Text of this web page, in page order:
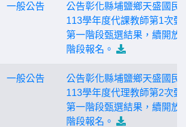
一般公告
公告彰化縣埔鹽鄉天盛國民
113學年度代課教師第1次甄
第一階段甄選結果，續開放
階段報名。
一般公告
公告彰化縣埔鹽鄉天盛國民
113學年度代理教師第2次甄
第一階段甄選結果，續開放
階段報名。